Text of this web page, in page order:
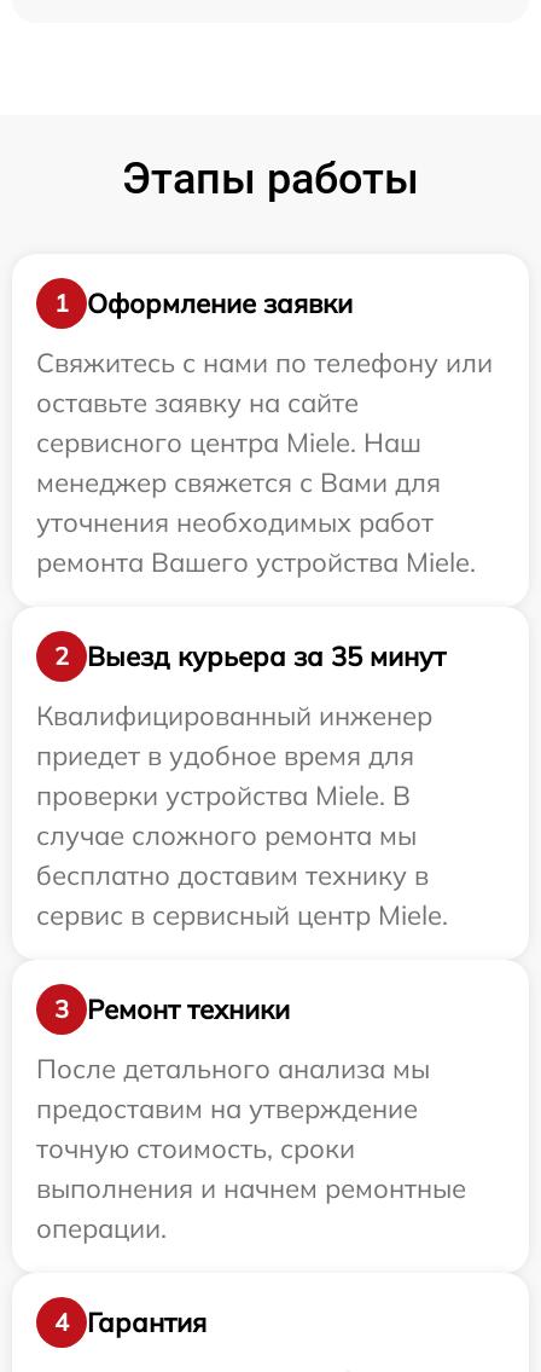
Этапы работы
1
Оформление заявки
Свяжитесь с нами по телефону или
оставьте заявку на сайте
сервисного центра Miele. Наш
менеджер свяжется с Вами для
уточнения необходимых работ
ремонта Вашего устройства Miele.
2
Выезд курьера за 35 минут
Квалифицированный инженер
приедет в удобное время для
проверки устройства Miele. В
случае сложного ремонта мы
бесплатно доставим технику в
сервис в сервисный центр Miele.
3
Ремонт техники
После детального анализа мы
предоставим на утверждение
точную стоимость, сроки
выполнения и начнем ремонтные
операции.
4
Гарантия